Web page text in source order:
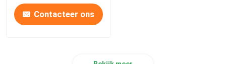
Contacteer ons